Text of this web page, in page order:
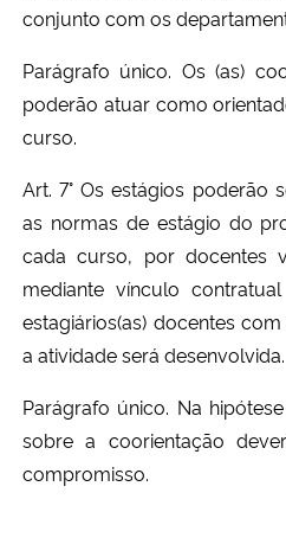
conjunto com os
Parágrafo único. Os (as)
poderão atuar como
curso.
Art. 7° Os estágios poderão
as normas de estágio do
cada curso, por docentes
mediante vínculo
estagiários(as) docentes
a atividade será desenvolvida.
Parágrafo único. Na
sobre a coorientação
compromisso.